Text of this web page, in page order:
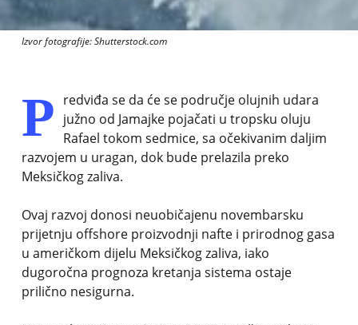
Izvor fotografije: Shutterstock.com
P redviđa se da će se područje olujnih udara
južno od Jamajke pojačati u tropsku oluju
Rafael tokom sedmice, sa očekivanim daljim
razvojem u uragan, dok bude prelazila preko
Meksičkog zaliva.
Ovaj razvoj donosi neuobičajenu novembarsku
prijetnju offshore proizvodnji nafte i prirodnog gasa
u američkom dijelu Meksičkog zaliva, iako
dugoročna prognoza kretanja sistema ostaje
prilično nesigurna.